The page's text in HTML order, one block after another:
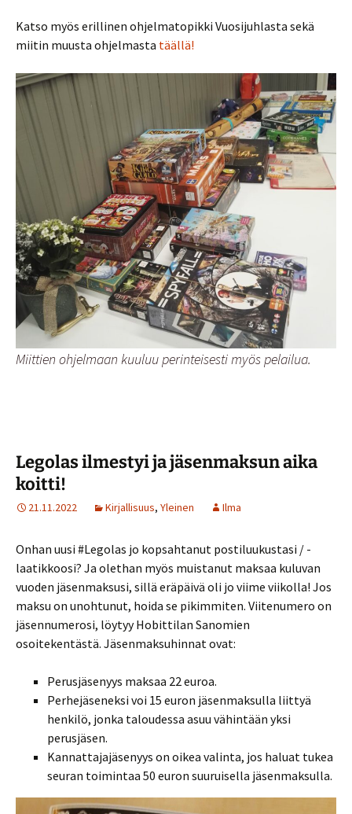
Katso myös erillinen ohjelmatopikki Vuosijuhlasta sekä
miitin muusta ohjelmasta täällä!
Miittien ohjelmaan kuuluu perinteisesti myös pelailua.
Legolas ilmestyi ja jäsenmaksun aika
koitti!
21.11.2022 Kirjallisuus, Yleinen Ilma
Onhan uusi #Legolas jo kopsahtanut postiluukustasi / -
laatikkoosi? Ja olethan myös muistanut maksaa kuluvan
vuoden jäsenmaksusi, sillä eräpäivä oli jo viime viikolla! Jos
maksu on unohtunut, hoida se pikimmiten. Viitenumero on
jäsennumerosi, löytyy Hobittilan Sanomien
osoitekentästä. Jäsenmaksuhinnat ovat:
Perusjäsenyys maksaa 22 euroa.
Perhejäseneksi voi 15 euron jäsenmaksulla liittyä
henkilö, jonka taloudessa asuu vähintään yksi
perusjäsen.
Kannattajajäsenyys on oikea valinta, jos haluat tukea
seuran toimintaa 50 euron suuruisella jäsenmaksulla.